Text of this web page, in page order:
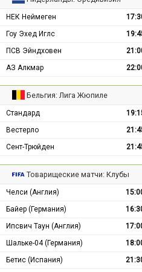
НЕК Неймеген
Гоу Эхед Иглс
ПСВ Эйндховен
АЗ Алкмар
Бельгия: Лига Жюпиле
Стандард
Вестерло
Сент-Трюйден
Товарищеские матчи: Клубы
Челси (Англия)
Байер (Германия)
Ипсвич Таун (Англия)
Шальке-04 (Германия)
Бетис (Испания)